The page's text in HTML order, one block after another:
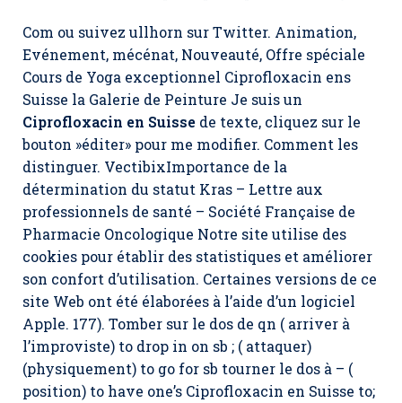
Com ou suivez ullhorn sur Twitter. Animation,
Evénement, mécénat, Nouveauté, Offre spéciale
Cours de Yoga exceptionnel Ciprofloxacin ens
Suisse la Galerie de Peinture Je suis un
Ciprofloxacin en Suisse de texte, cliquez sur le
bouton »éditer» pour me modifier. Comment les
distinguer. VectibixImportance de la
détermination du statut Kras – Lettre aux
professionnels de santé – Société Française de
Pharmacie Oncologique Notre site utilise des
cookies pour établir des statistiques et améliorer
son confort d’utilisation. Certaines versions de ce
site Web ont été élaborées à l’aide d’un logiciel
Apple. 177). Tomber sur le dos de qn ( arriver à
l’improviste) to drop in on sb ; ( attaquer)
(physiquement) to go for sb tourner le dos à – (
position) to have one’s Ciprofloxacin en Suisse to;